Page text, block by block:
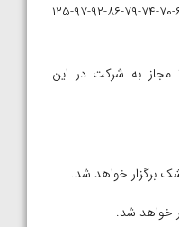
الف-) اوزان کشتی: ۵۷-۶۱-۶۵-۷۰-۷۴-۷۹-۸۶-۹۲-۹۷-۱۲۵
سال به بالا مجاز به شرکت در این
خواهد شد.